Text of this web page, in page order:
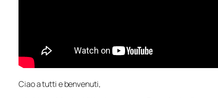
Ciao a tutti e benvenuti,